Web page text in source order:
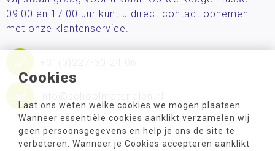
Cookies
Laat ons weten welke cookies we mogen plaatsen.
Wanneer essentiële cookies aanklikt verzamelen wij
geen persoonsgegevens en help je ons de site te
verbeteren. Wanneer je Cookies accepteren aanklikt
09:00 en 17:00 uur kunt u direct contact opnemen
met onze klantenservice.